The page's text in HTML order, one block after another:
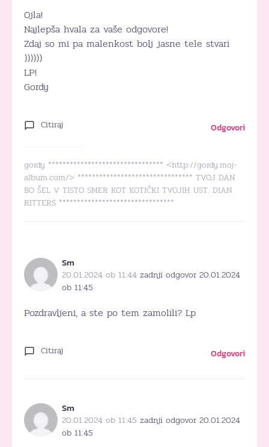
Ojla!
Najlepša hvala za vaše odgovore!
Zdaj so mi pa malenkost bolj jasne tele stvari
))))))
LP!
Gordy
Citiraj Odgovori
gordy ******************************** <http://gordy.moj-
album.com/> ******************************** TVOJ DAN
BO ŠEL V TISTO SMER KOT KOTIČKI TVOJIH UST. DIAN
RITTERS ********************************
Sm
20.01.2024 ob 11:44 zadnji odgovor 20.01.2024
ob 11:45
Pozdravljeni, a ste po tem zamolili? Lp
Citiraj Odgovori
Sm
20.01.2024 ob 11:45 zadnji odgovor 20.01.2024
ob 11:45